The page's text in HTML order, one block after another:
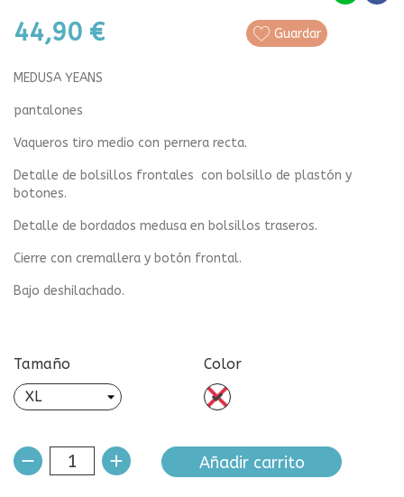
44,90 € Guardar
MEDUSA YEANS
pantalones
Vaqueros tiro medio con pernera recta.
Detalle de bolsillos frontales con bolsillo de plastón y
botones.
Detalle de bordados medusa en bolsillos traseros.
Cierre con cremallera y botón frontal.
Bajo deshilachado.
Tamaño Color
sin
color
Añadir carrito